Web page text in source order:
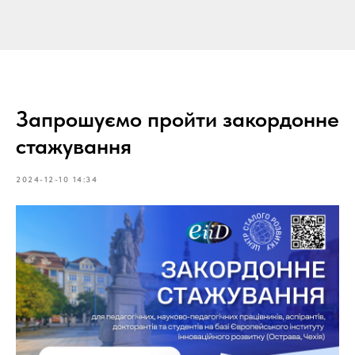
Запрошуємо пройти закордонне
стажування
2024-12-10 14:34